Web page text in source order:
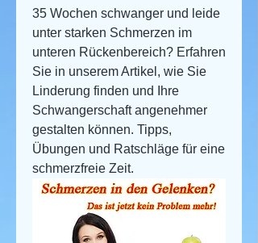
35 Wochen schwanger und leide
unter starken Schmerzen im
unteren Rückenbereich? Erfahren
Sie in unserem Artikel, wie Sie
Linderung finden und Ihre
Schwangerschaft angenehmer
gestalten können. Tipps,
Übungen und Ratschläge für eine
schmerzfreie Zeit.